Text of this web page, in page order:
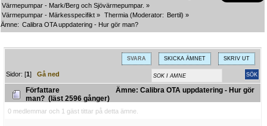
Värmepumpar - Mark/Berg och Sjövärmepumpar. »
Värmepumpar - Märkesspecifikt » Thermia (Moderator: Bertil) »
Ämne: Calibra OTA uppdatering - Hur gör man?
SVARA SKICKA ÄMNET SKRIV UT
Sidor: [1]Gå ned
Författare
Ämne: Calibra OTA uppdatering - Hur gör
man? (läst 2596 gånger)
0 medlemmar och 1 gäst tittar på detta ämne.